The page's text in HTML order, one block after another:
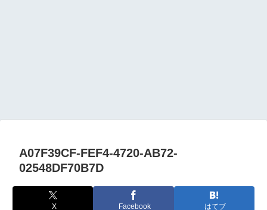
A07F39CF-FEF4-4720-AB72-
02548DF70B7D
X Facebook はてブ